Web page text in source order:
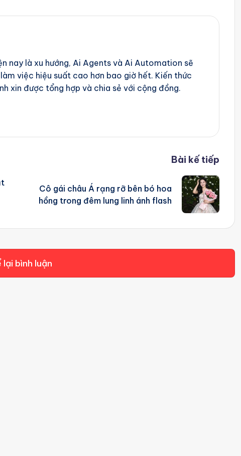
nay là xu hướng, Ai Agents và Ai Automation sẽ
việc hiệu suất cao hơn bao giờ hết. Kiến thức
xin được tổng hợp và chia sẻ với cộng đồng.
Bài kế tiếp
Cô gái châu Á rạng rỡ bên bó hoa
hồng trong đêm lung linh ánh flash
bình luận